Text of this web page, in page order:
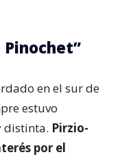
en el sur de
estuvo
distinta. Pirzio-
por el